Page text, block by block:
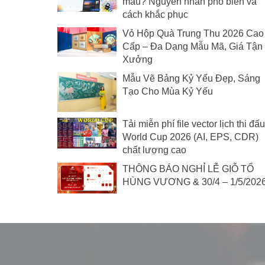
cách khắc phục
Vỏ Hộp Quà Trung Thu 2026 Cao
Cấp – Đa Dạng Mẫu Mã, Giá Tận
Xưởng
Mẫu Vẽ Bảng Kỷ Yếu Đẹp, Sáng
Tạo Cho Mùa Kỷ Yếu
Tải miễn phí file vector lịch thi đấu
World Cup 2026 (AI, EPS, CDR)
chất lượng cao
THÔNG BÁO NGHỈ LỄ GIỖ TỔ
HÙNG VƯƠNG & 30/4 – 1/5/